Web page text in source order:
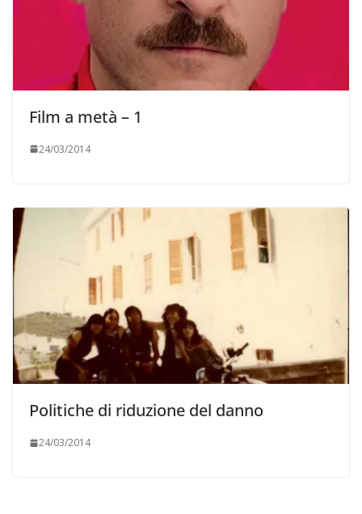
Film a metà – 1
24/03/2014
Politiche di riduzione del danno
24/03/2014